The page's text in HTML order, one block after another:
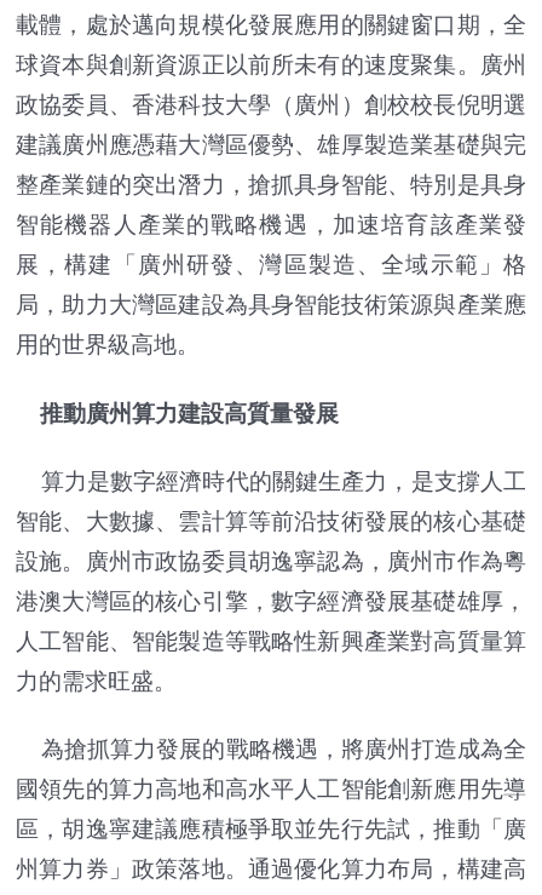
載體，處於邁向規模化發展應用的關鍵窗口期，全
球資本與創新資源正以前所未有的速度聚集。廣州
政協委員、香港科技大學（廣州）創校校長倪明選
建議廣州應憑藉大灣區優勢、雄厚製造業基礎與完
整產業鏈的突出潛力，搶抓具身智能、特別是具身
智能機器人產業的戰略機遇，加速培育該產業發
展，構建「廣州研發、灣區製造、全域示範」格
局，助力大灣區建設為具身智能技術策源與產業應
用的世界級高地。
推動廣州算力建設高質量發展
算力是數字經濟時代的關鍵生產力，是支撐人工
智能、大數據、雲計算等前沿技術發展的核心基礎
設施。廣州市政協委員胡逸寧認為，廣州市作為粵
港澳大灣區的核心引擎，數字經濟發展基礎雄厚，
人工智能、智能製造等戰略性新興產業對高質量算
力的需求旺盛。
為搶抓算力發展的戰略機遇，將廣州打造成為全
國領先的算力高地和高水平人工智能創新應用先導
區，胡逸寧建議應積極爭取並先行先試，推動「廣
州算力券」政策落地。通過優化算力布局，構建高